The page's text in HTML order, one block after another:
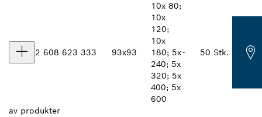
2 608 623 333 93x93
10x 80;
10x
120;
10x
180; 5x
240; 5x
320; 5x
400; 5x
600
- 50 Stk.
av produkter